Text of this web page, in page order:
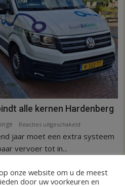
alle kernen Hardenberg
Reacties uitgeschakeld
Nieuw
systeem
alle
jaar moet een extra systeem
vervoer tot in...
onze website om u de meest
door uw voorkeuren en